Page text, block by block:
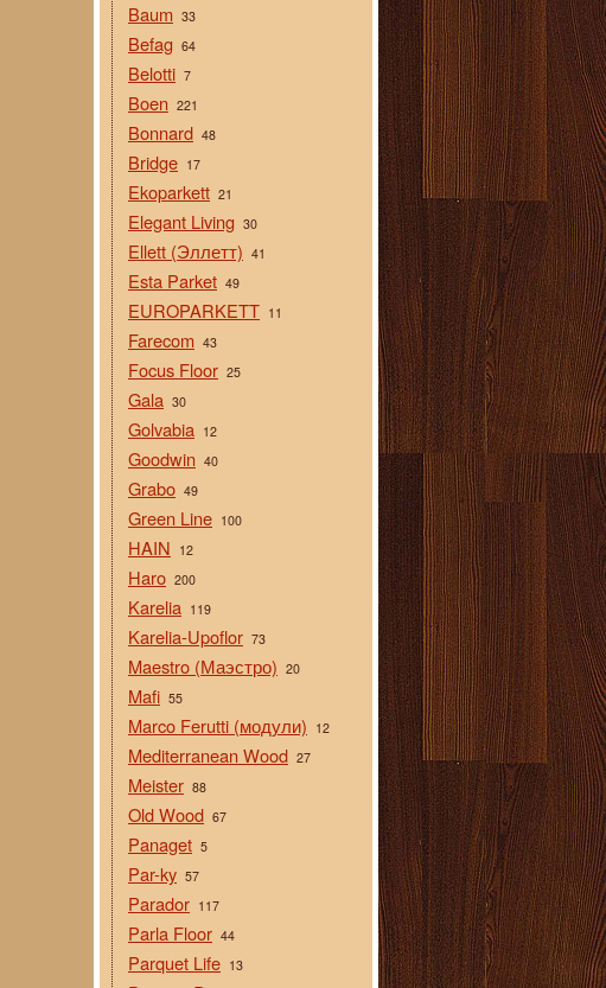
Baum 33
Befag 64
Belotti 7
Boen 221
Bonnard 48
Bridge 17
Ekoparkett 21
Elegant Living 30
Ellett (Эллетт) 41
Esta Parket 49
EUROPARKETT 11
Farecom 43
Focus Floor 25
Gala 30
Golvabia 12
Goodwin 40
Grabo 49
Green Line 100
HAIN 12
Haro 200
Karelia 119
Karelia-Upoflor 73
Maestro (Маэстро) 20
Mafi 55
Marco Ferutti (модули) 12
Mediterranean Wood 27
Meister 88
Old Wood 67
Panaget 5
Par-ky 57
Parador 117
Parla Floor 44
Parquet Life 13